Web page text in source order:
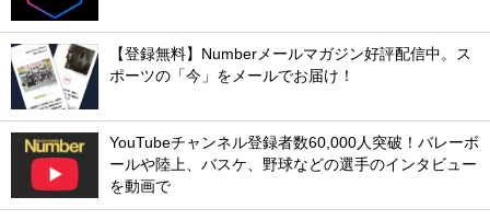
【登録無料】Numberメールマガジン好評配信中。ス
ポーツの「今」をメールでお届け！
YouTubeチャンネル登録者数60,000人突破！バレーボ
ールや陸上、バスケ、野球などの選手のインタビュー
を動画で